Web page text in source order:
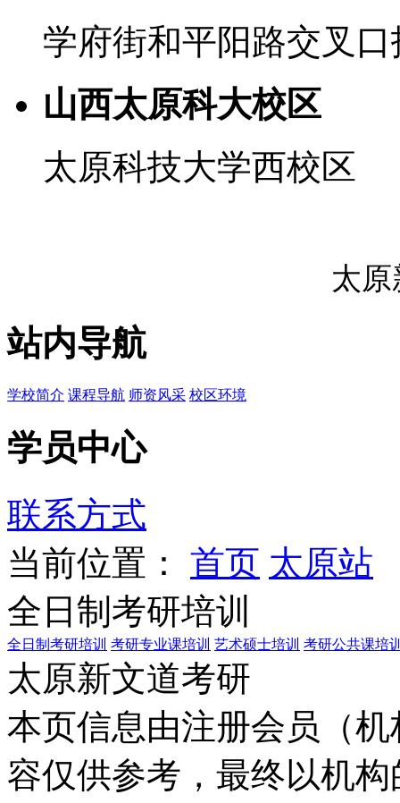
学府街和平阳路交叉
山西太原科大校区
太原科技大学西校区
太
站内导航
学校简介 课程导航 师资风采 校区环境
学员中心
联系方式
当前位置：
首页 太原站
全日制考研培训
全日制考研培训 考研专业课培训 艺术硕士培训 考研公共课培
太原新文道考研
本页信息由注册会员（
容仅供参考，最终以机